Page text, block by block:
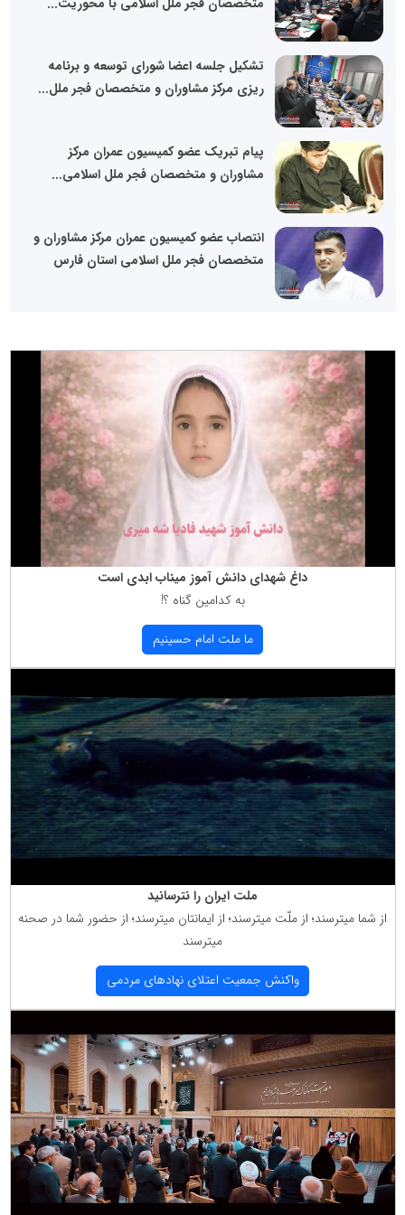
تشکیل جلسه اعضا شورای توسعه و برنامه
ریزی مرکز مشاوران و متخصصان فجر ملل...
پیام تبریک عضو کمیسیون عمران مرکز
مشاوران و متخصصان فجر ملل اسلامی...
انتصاب عضو کمیسیون عمران مرکز مشاوران و
متخصصان فجر ملل اسلامی استان فارس
داغ شهدای دانش آموز میناب ابدی است
به كدامین گناه ؟!
ما ملت امام حسینیم
ملت ایران را نترسانید
از شما میترسند؛ از ملّت میترسند؛ از ایمانتان میترسند؛ از حضور شما در صحنه
میترسند
واكنش جمعیت اعتلای نهادهای مردمی